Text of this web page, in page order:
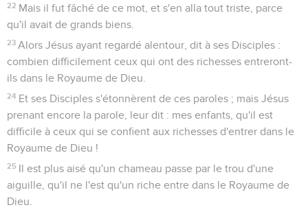
22 Mais il fut fâché de ce mot, et s'en alla tout triste, parce
qu'il avait de grands biens.
23 Alors Jésus ayant regardé alentour, dit à ses Disciples :
combien difficilement ceux qui ont des richesses entreront-
ils dans le Royaume de Dieu.
24 Et ses Disciples s'étonnèrent de ces paroles ; mais Jésus
prenant encore la parole, leur dit : mes enfants, qu'il est
difficile à ceux qui se confient aux richesses d'entrer dans le
Royaume de Dieu !
25 Il est plus aisé qu'un chameau passe par le trou d'une
aiguille, qu'il ne l'est qu'un riche entre dans le Royaume de
Dieu.